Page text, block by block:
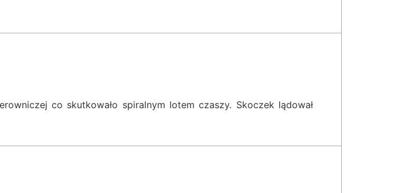
co skutkowało spiralnym lotem czaszy. Skoczek lądował